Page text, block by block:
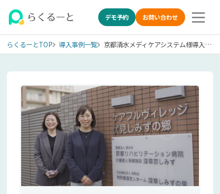
デモ予約 お問い合わせ
らくるーとTOP 導入事例一覧 京都清水メディケアシステム様導入事例